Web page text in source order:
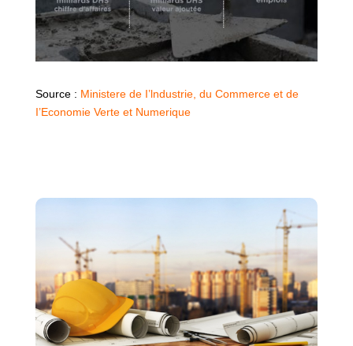
Source : Ministere de I’lndustrie, du Commerce et de
I’Economie Verte et Numerique